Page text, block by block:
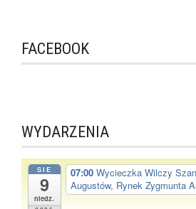
FACEBOOK
WYDARZENIA
SIE
9
niedz.
07:00 Wycieczka Wilczy
Augustów, Rynek Zygmunta